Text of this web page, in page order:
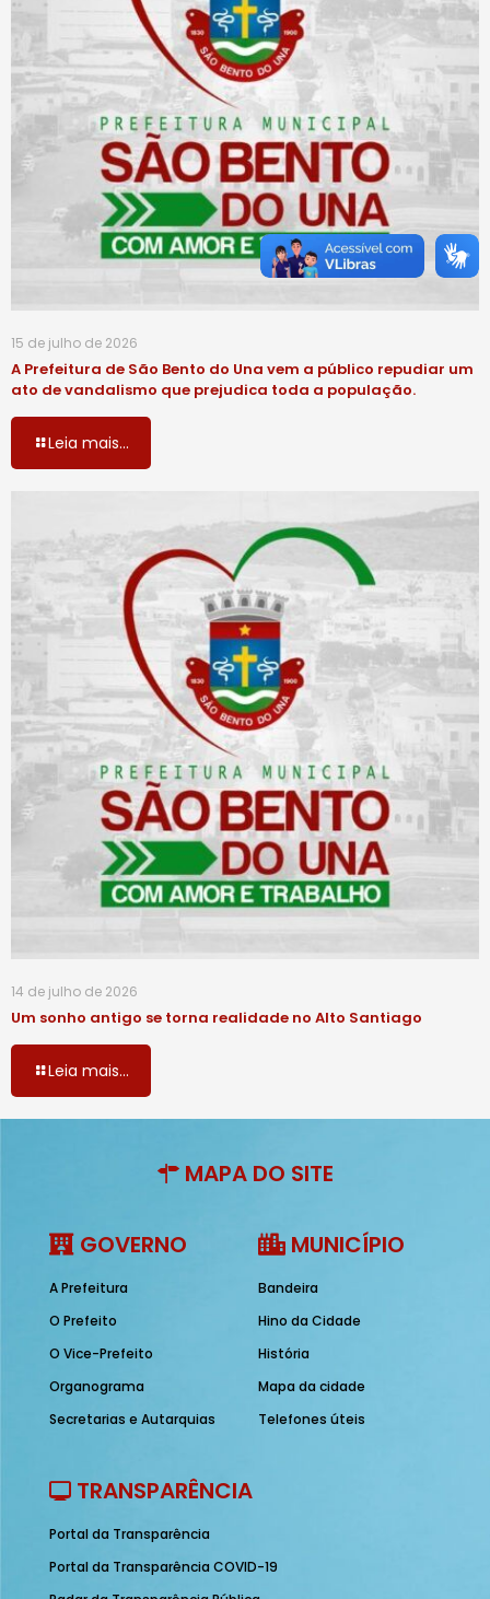
15 de julho de 2026
A Prefeitura de São Bento do Una vem a público repudiar um
ato de vandalismo que prejudica toda a população.
Leia mais...
14 de julho de 2026
Um sonho antigo se torna realidade no Alto Santiago
Leia mais...
MAPA DO SITE
GOVERNO
A Prefeitura
O Prefeito
O Vice-Prefeito
Organograma
Secretarias e Autarquias
MUNICÍPIO
Bandeira
Hino da Cidade
História
Mapa da cidade
Telefones úteis
TRANSPARÊNCIA
Portal da Transparência
Portal da Transparência COVID-19